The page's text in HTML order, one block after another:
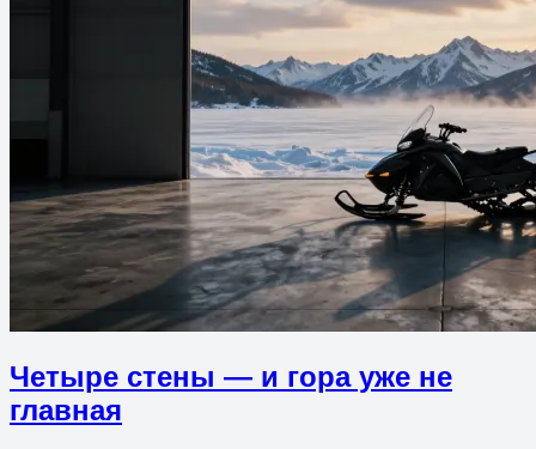
Четыре стены — и гора уже не
главная